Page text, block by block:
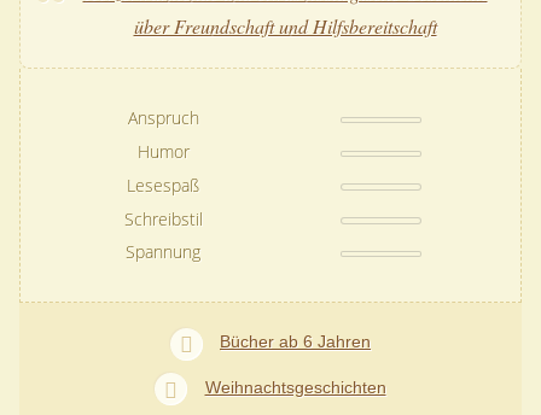
über Freundschaft und Hilfsbereitschaft
Anspruch
Humor
Lesespaß
Schreibstil
Spannung
Bücher ab 6 Jahren
Weihnachtsgeschichten